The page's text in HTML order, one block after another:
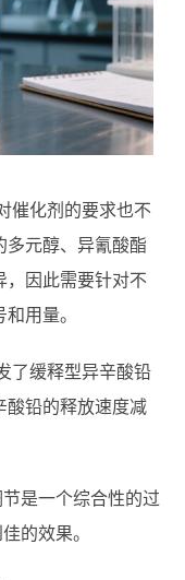
催化剂的要求也不
多元醇、异氰酸酯
，因此需要针对不
用量。
了缓释型异辛酸铅
酸铅的释放速度减
是一个综合性的过
的效果。